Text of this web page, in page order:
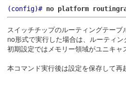
(config)# no platform
スイッチチップのルーティングテー
no形式で実行した場合は、ルーティ
初期設定ではメモリー領域がユニキ
本コマンド実行後は設定を保存して再